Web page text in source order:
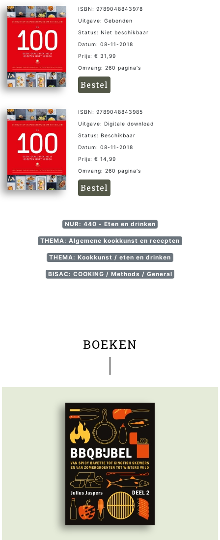
ISBN: 9789048843978
Uitgave: Gebonden
Status: Niet beschikbaar
Datum: 08-11-2018
Prijs: € 31,99
Omvang: 260 pagina's
Bestel
ISBN: 9789048843985
Uitgave: Digitale download
Status: Beschikbaar
Datum: 08-11-2018
Prijs: € 14,99
Omvang: 260 pagina's
Bestel
NUR: 440 - Eten en drinken
THEMA: Algemene kookkunst en recepten
THEMA: Kookkunst / eten en drinken
BISAC: COOKING / Methods / General
BOEKEN